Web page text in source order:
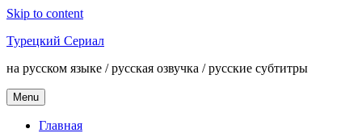
Skip to content
Турецкий Сериал
на русском языке / русская озвучка / русские субтитры
Menu
Главная